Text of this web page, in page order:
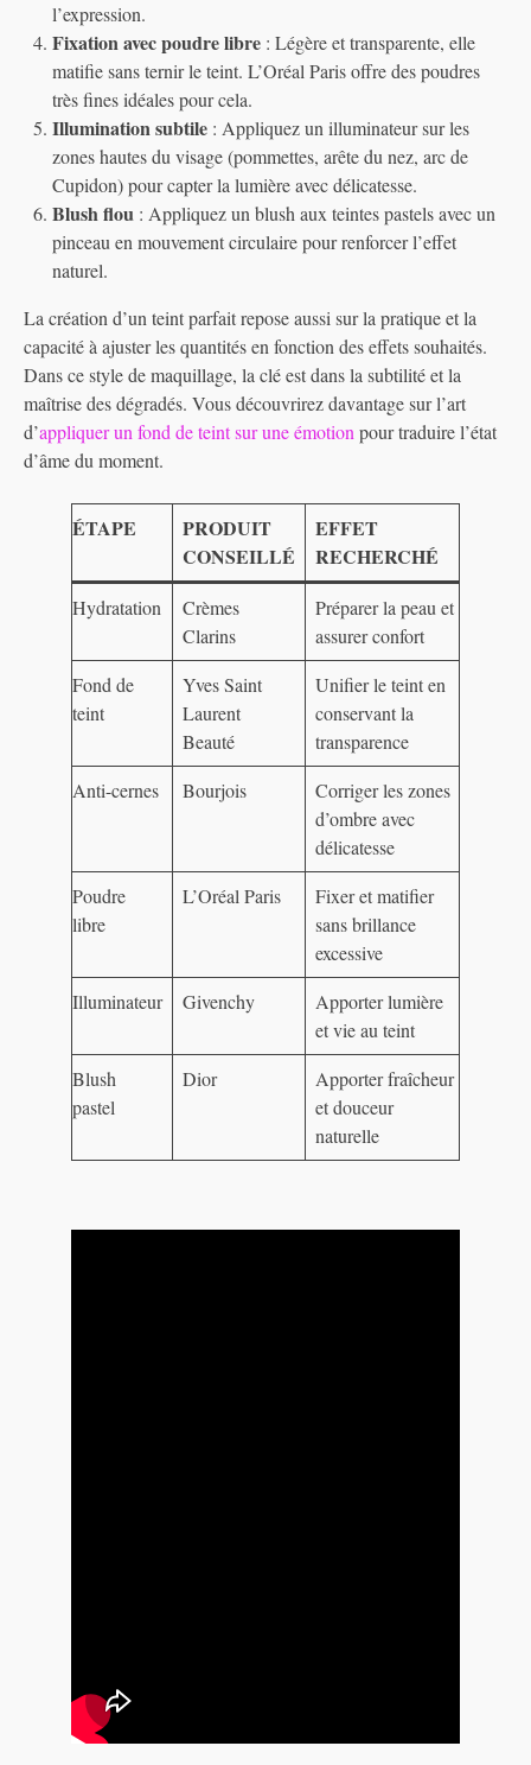
l’expression.
Fixation avec poudre libre : Légère et transparente, elle
matifie sans ternir le teint. L’Oréal Paris offre des poudres
très fines idéales pour cela.
Illumination subtile : Appliquez un illuminateur sur les
zones hautes du visage (pommettes, arête du nez, arc de
Cupidon) pour capter la lumière avec délicatesse.
Blush flou : Appliquez un blush aux teintes pastels avec un
pinceau en mouvement circulaire pour renforcer l’effet
naturel.
La création d’un teint parfait repose aussi sur la pratique et la
capacité à ajuster les quantités en fonction des effets souhaités.
Dans ce style de maquillage, la clé est dans la subtilité et la
maîtrise des dégradés. Vous découvrirez davantage sur l’art
d’appliquer un fond de teint sur une émotion pour traduire l’état
d’âme du moment.
ÉTAPE
PRODUIT
CONSEILLÉ
EFFET
RECHERCHÉ
Hydratation
Crèmes
Clarins
Préparer la peau et
assurer confort
Fond de
teint
Yves Saint
Laurent
Beauté
Unifier le teint en
conservant la
transparence
Anti-cernes
Bourjois
Corriger les zones
d’ombre avec
délicatesse
Poudre
libre
L’Oréal Paris
Fixer et matifier
sans brillance
excessive
Illuminateur
Givenchy
Apporter lumière
et vie au teint
Blush
pastel
Dior
Apporter fraîcheur
et douceur
naturelle